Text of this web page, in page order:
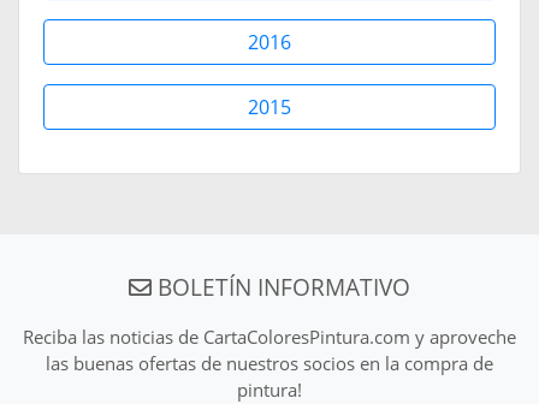
2016
2015
BOLETÍN INFORMATIVO
Reciba las noticias de CartaColoresPintura.com y aproveche
las buenas ofertas de nuestros socios en la compra de
pintura!